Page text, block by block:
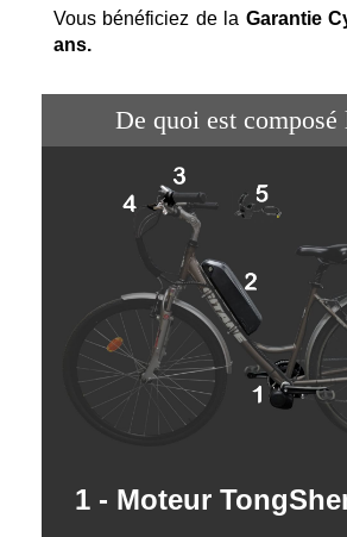
Vous bénéficiez de la Garantie
ans.
De quoi est composé
1 - Moteur